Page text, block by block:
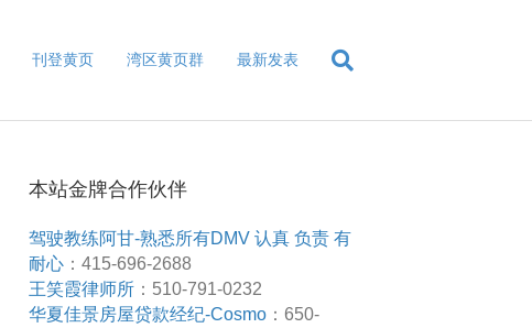
刊登黄页 湾区黄页群 最新发表
本站金牌合作伙伴
驾驶教练阿甘-熟悉所有DMV 认真 负责 有
耐心 ：415-696-2688
王笑霞律师所 ：510-791-0232
华夏佳景房屋贷款经纪-Cosmo ：650-